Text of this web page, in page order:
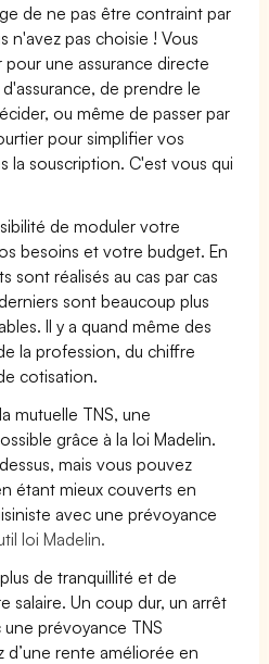
de ne pas être contraint par
n'avez pas choisie ! Vous
une assurance directe
de prendre le
ou même de passer par
pour simplifier vos
la souscription. C'est vous qui
de moduler votre
besoins et votre budget. En
sont réalisés au cas par cas
sont beaucoup plus
Il y a quand même des
la profession, du chiffre
cotisation.
mutuelle TNS, une
grâce à la loi Madelin.
mais vous pouvez
étant mieux couverts en
avec une prévoyance
loi Madelin.
de tranquillité et de
salaire. Un coup dur, un arrêt
prévoyance TNS
rente améliorée en